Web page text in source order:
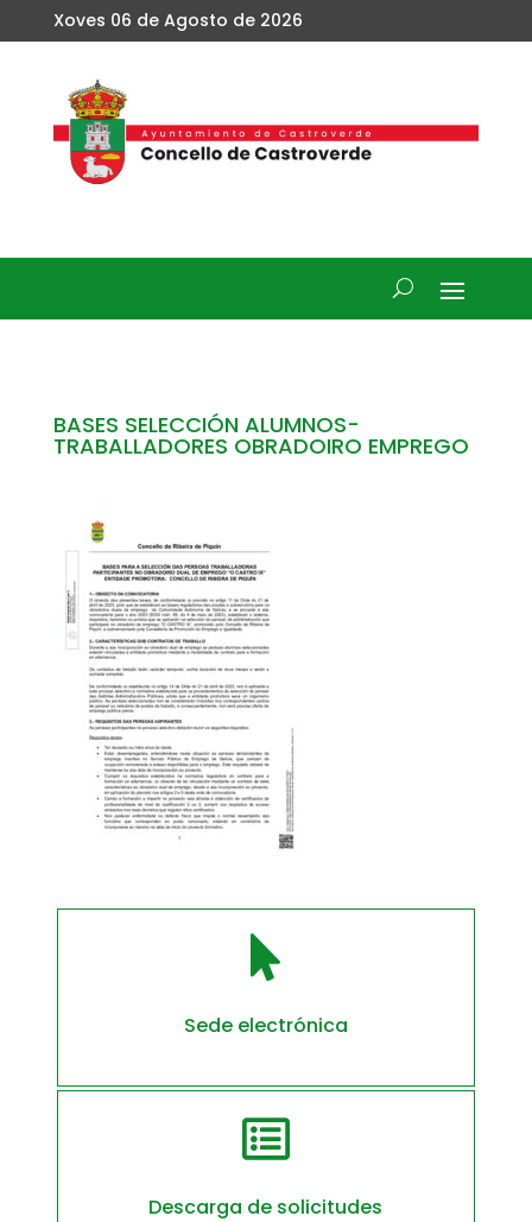
Xoves 06 de Agosto de 2026
BASES SELECCIÓN ALUMNOS-
TRABALLADORES OBRADOIRO EMPREGO

Sede electrónica

Descarga de solicitudes